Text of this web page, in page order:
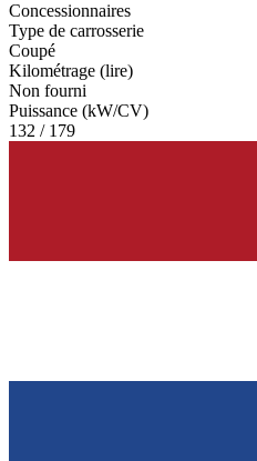
Concessionnaires
Type de carrosserie
Coupé
Kilométrage (lire)
Non fourni
Puissance (kW/CV)
132 / 179